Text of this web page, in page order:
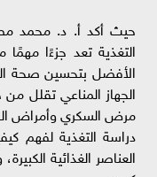
حيث أكد أ. د. محمد
التغذية تعد جزءًا
الأفضل بتحسين صحة
الجهاز المناعي تقلل
مرض السكري وأمراض
دراسة التغذية لفهم
العناصر الغذائية